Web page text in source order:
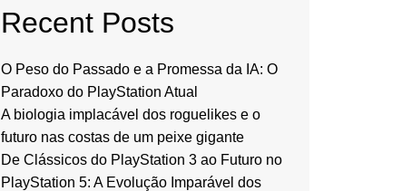
Recent Posts
O Peso do Passado e a Promessa da IA: O
Paradoxo do PlayStation Atual
A biologia implacável dos roguelikes e o
futuro nas costas de um peixe gigante
De Clássicos do PlayStation 3 ao Futuro no
PlayStation 5: A Evolução Imparável dos